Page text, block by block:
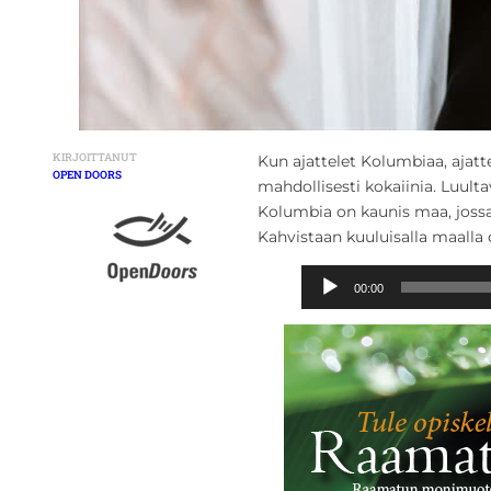
KIRJOITTANUT
OPEN DOORS
Kun ajattelet Kolumbiaa,
mahdollisesti kokaiinia.
Kolumbia on kaunis maa,
Kahvistaan kuuluisalla maalla
n
i
t
o
00:00